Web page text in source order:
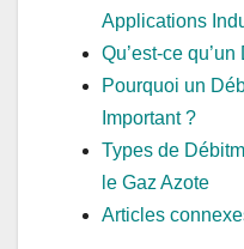
Applications
Qu’est-ce
Pourquoi un
Important ?
Types de
le Gaz Azote
Articles